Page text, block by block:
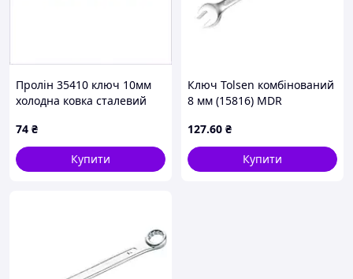
Пролін 35410 ключ 10мм
холодна ковка сталевий
74 ₴
Купити
Ключ Tolsen комбінований
8 мм (15816) MDR
127.60 ₴
Купити